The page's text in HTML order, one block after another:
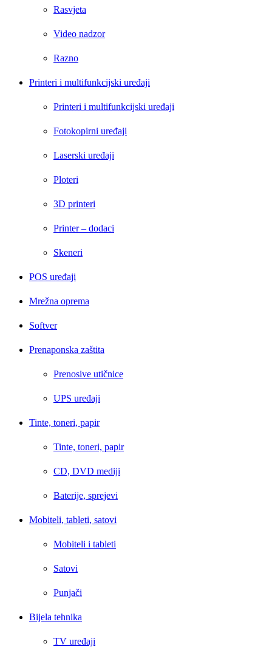
Rasvjeta
Video nadzor
Razno
Printeri i multifunkcijski uređaji
Printeri i multifunkcijski uređaji
Fotokopirni uređaji
Laserski uređaji
Ploteri
3D printeri
Printer – dodaci
Skeneri
POS uređaji
Mrežna oprema
Softver
Prenaponska zaštita
Prenosive utičnice
UPS uređaji
Tinte, toneri, papir
Tinte, toneri, papir
CD, DVD mediji
Baterije, sprejevi
Mobiteli, tableti, satovi
Mobiteli i tableti
Satovi
Punjači
Bijela tehnika
TV uređaji